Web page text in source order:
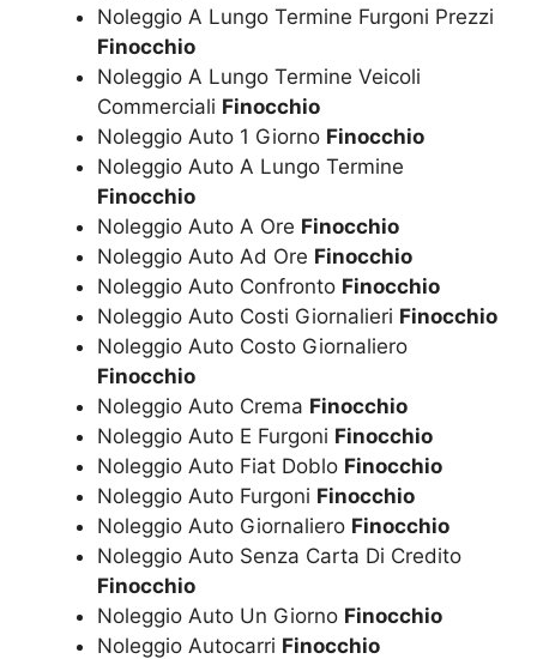
Noleggio A Lungo Termine Furgoni Prezzi
Finocchio
Noleggio A Lungo Termine Veicoli
Commerciali Finocchio
Noleggio Auto 1 Giorno Finocchio
Noleggio Auto A Lungo Termine
Finocchio
Noleggio Auto A Ore Finocchio
Noleggio Auto Ad Ore Finocchio
Noleggio Auto Confronto Finocchio
Noleggio Auto Costi Giornalieri Finocchio
Noleggio Auto Costo Giornaliero
Finocchio
Noleggio Auto Crema Finocchio
Noleggio Auto E Furgoni Finocchio
Noleggio Auto Fiat Doblo Finocchio
Noleggio Auto Furgoni Finocchio
Noleggio Auto Giornaliero Finocchio
Noleggio Auto Senza Carta Di Credito
Finocchio
Noleggio Auto Un Giorno Finocchio
Noleggio Autocarri Finocchio